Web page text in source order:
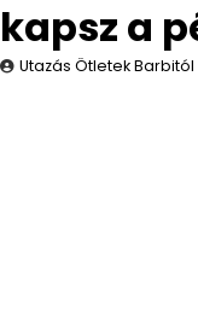
kapsz a
Utazás Ötletek Barbitól